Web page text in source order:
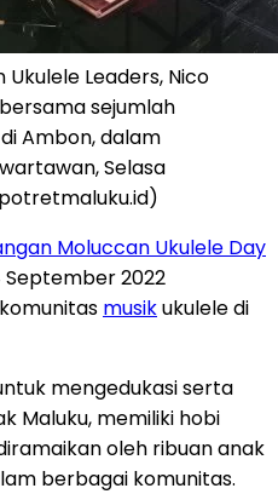
Leaders, Nico
sejumlah
Ambon, dalam
Selasa
Moluccan Ukulele Day
2022
musikukulele di
mengedukasi serta
Maluku, memiliki hobi
oleh ribuan anak
berbagai komunitas.